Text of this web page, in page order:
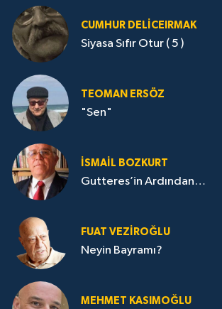
CUMHUR DELICEIRMAK
Siyasa Sıfır Otur ( 5 )
TEOMAN ERSÖZ
"Sen"
İSMAIL BOZKURT
Gutteres’in Ardından…
FUAT VEZIROĞLU
Neyin Bayramı?
MEHMET KASIMOĞLU